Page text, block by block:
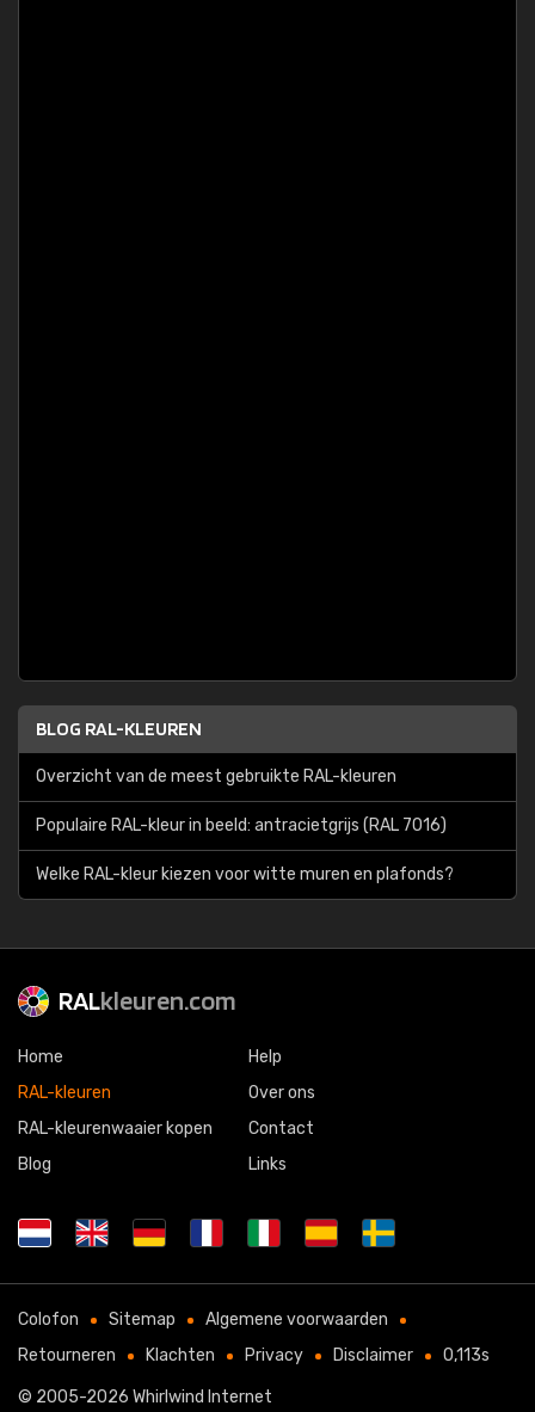
BLOG RAL-KLEUREN
Overzicht van de meest gebruikte RAL-kleuren
Populaire RAL-kleur in beeld: antracietgrijs (RAL 7016)
Welke RAL-kleur kiezen voor witte muren en plafonds?
RALkleuren.com
Home
RAL-kleuren
RAL-kleurenwaaier kopen
Blog
Help
Over ons
Contact
Links
Colofon Sitemap
Algemene voorwaarden
Retourneren
Klachten Privacy Disclaimer 0,113s
© 2005-2026 Whirlwind Internet